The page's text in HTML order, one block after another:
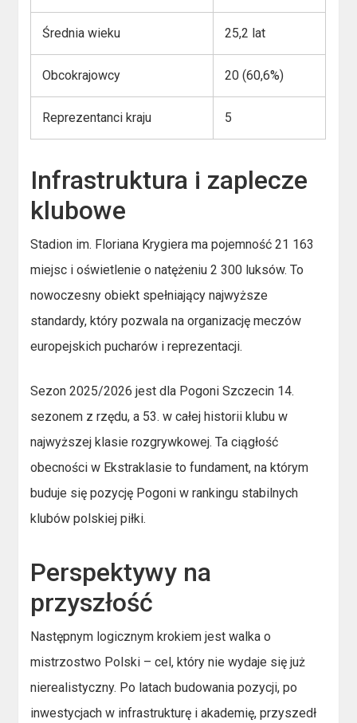
Średnia wieku 25,2 lat
Obcokrajowcy 20 (60,6%)
Reprezentanci kraju 5
Infrastruktura i zaplecze
klubowe
Stadion im. Floriana Krygiera ma pojemność 21 163
miejsc i oświetlenie o natężeniu 2 300 luksów. To
nowoczesny obiekt spełniający najwyższe
standardy, który pozwala na organizację meczów
europejskich pucharów i reprezentacji.
Sezon 2025/2026 jest dla Pogoni Szczecin 14.
sezonem z rzędu, a 53. w całej historii klubu w
najwyższej klasie rozgrywkowej. Ta ciągłość
obecności w Ekstraklasie to fundament, na którym
buduje się pozycję Pogoni w rankingu stabilnych
klubów polskiej piłki.
Perspektywy na
przyszłość
Następnym logicznym krokiem jest walka o
mistrzostwo Polski – cel, który nie wydaje się już
nierealistyczny. Po latach budowania pozycji, po
inwestycjach w infrastrukturę i akademię, przyszedł